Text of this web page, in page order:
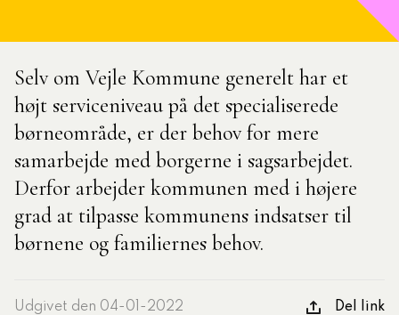
Selv om Vejle Kommune generelt har et
højt serviceniveau på det specialiserede
børneområde, er der behov for mere
samarbejde med borgerne i sagsarbejdet.
Derfor arbejder kommunen med i højere
grad at tilpasse kommunens indsatser til
børnene og familiernes behov.
Udgivet den 04-01-2022 Del link
Formidler- og
moduler – Kommunom